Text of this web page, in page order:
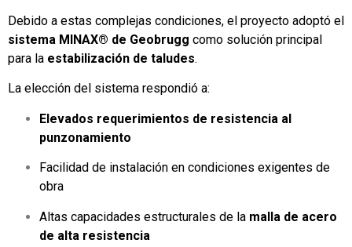
Debido a estas complejas condiciones, el proyecto adoptó el
sistema MINAX® de Geobrugg como solución principal
para la estabilización de taludes.
La elección del sistema respondió a:
Elevados requerimientos de resistencia al
punzonamiento
Facilidad de instalación en condiciones exigentes de
obra
Altas capacidades estructurales de la malla de acero
de alta resistencia